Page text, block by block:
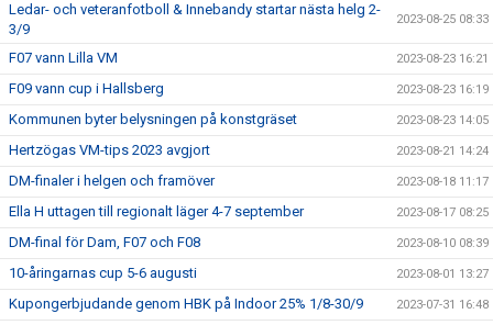
Ledar- och veteranfotboll & Innebandy startar nästa helg 2-
3/9
2023-08-25 08:33
F07 vann Lilla VM 2023-08-23 16:21
F09 vann cup i Hallsberg 2023-08-23 16:19
Kommunen byter belysningen på konstgräset 2023-08-23 14:05
Hertzögas VM-tips 2023 avgjort 2023-08-21 14:24
DM-finaler i helgen och framöver 2023-08-18 11:17
Ella H uttagen till regionalt läger 4-7 september 2023-08-17 08:25
DM-final för Dam, F07 och F08 2023-08-10 08:39
10-åringarnas cup 5-6 augusti 2023-08-01 13:27
Kupongerbjudande genom HBK på Indoor 25% 1/8-30/9 2023-07-31 16:48